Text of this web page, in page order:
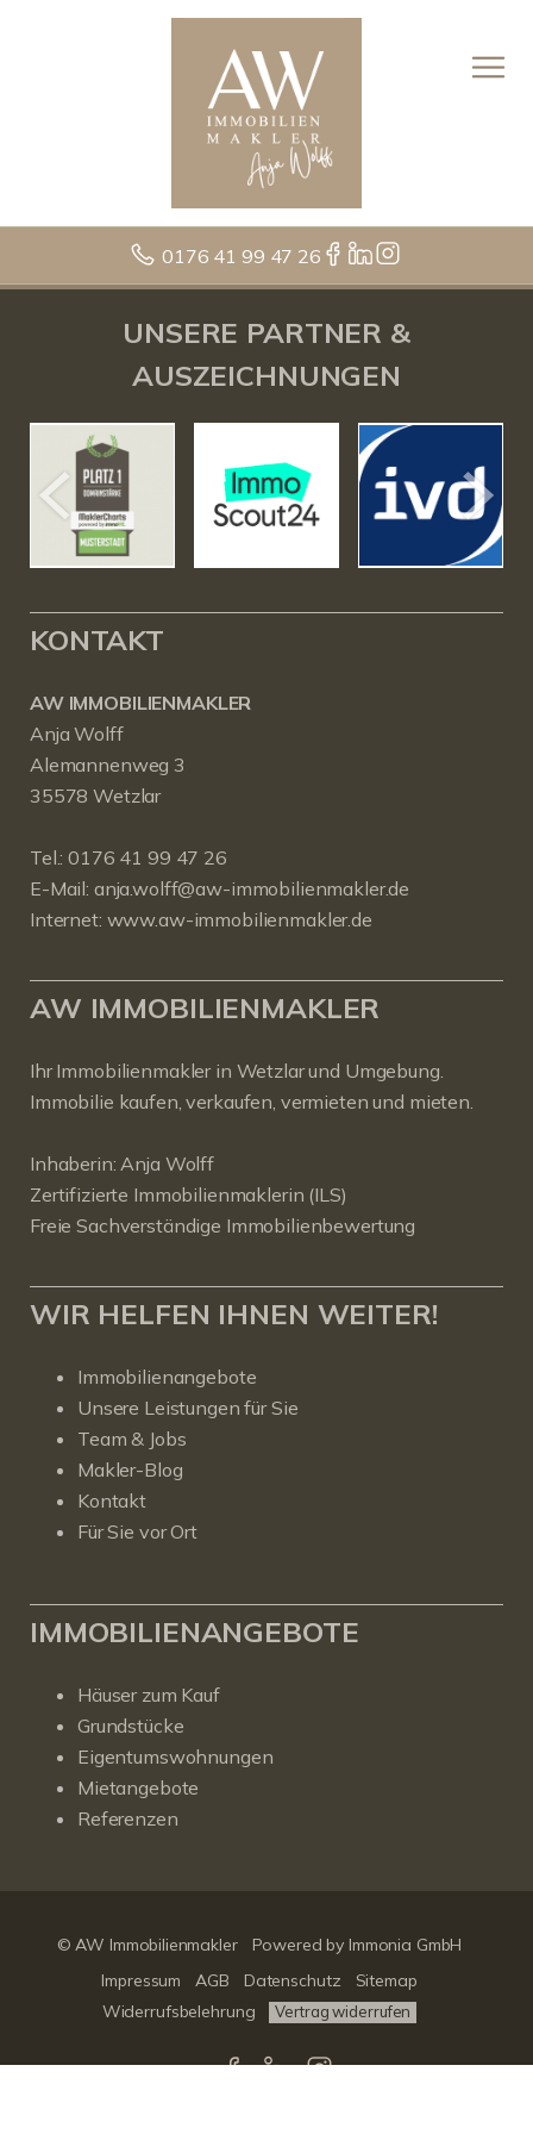
0176 41 99 47 26
UNSERE PARTNER &
AUSZEICHNUNGEN
KONTAKT
AW IMMOBILIENMAKLER
Anja Wolff
Alemannenweg 3
35578 Wetzlar
Tel.:0176 41 99 47 26
E-Mail: anja.wolff@aw-immobilienmakler.de
Internet: www.aw-immobilienmakler.de
AW IMMOBILIENMAKLER
Ihr Immobilienmakler in Wetzlar und Umgebung.
Immobilie kaufen, verkaufen, vermieten und mieten.
Inhaberin: Anja Wolff
Zertifizierte Immobilienmaklerin (ILS)
Freie Sachverständige Immobilienbewertung
WIR HELFEN IHNEN WEITER!
Immobilienangebote
Unsere Leistungen für Sie
Team & Jobs
Makler-Blog
Kontakt
Für Sie vor Ort
IMMOBILIENANGEBOTE
Häuser zum Kauf
Grundstücke
Eigentumswohnungen
Mietangebote
Referenzen
© AW Immobilienmakler
Powered by Immonia GmbH
Impressum
AGB Datenschutz
Sitemap
Widerrufsbelehrung
Vertrag widerrufen